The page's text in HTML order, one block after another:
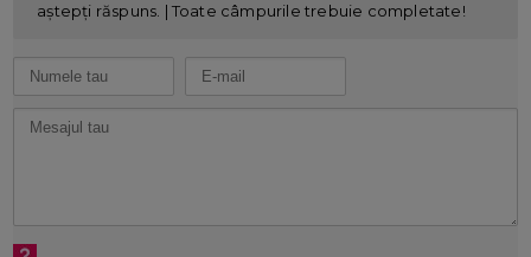
aștepți răspuns. | Toate câmpurile trebuie completate!